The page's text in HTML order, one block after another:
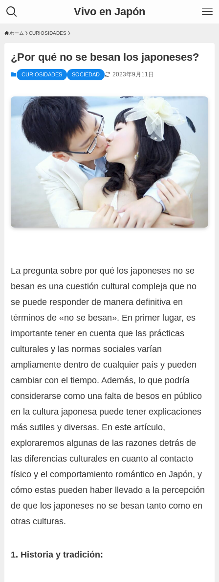
Vivo en Japón
ホーム CURIOSIDADES
¿Por qué no se besan los japoneses?
CURIOSIDADES SOCIEDAD 2023年9月11日
La pregunta sobre por qué los japoneses no se
besan es una cuestión cultural compleja que no
se puede responder de manera definitiva en
términos de «no se besan». En primer lugar, es
importante tener en cuenta que las prácticas
culturales y las normas sociales varían
ampliamente dentro de cualquier país y pueden
cambiar con el tiempo. Además, lo que podría
considerarse como una falta de besos en público
en la cultura japonesa puede tener explicaciones
más sutiles y diversas. En este artículo,
exploraremos algunas de las razones detrás de
las diferencias culturales en cuanto al contacto
físico y el comportamiento romántico en Japón, y
cómo estas pueden haber llevado a la percepción
de que los japoneses no se besan tanto como en
otras culturas.
1. Historia y tradición: